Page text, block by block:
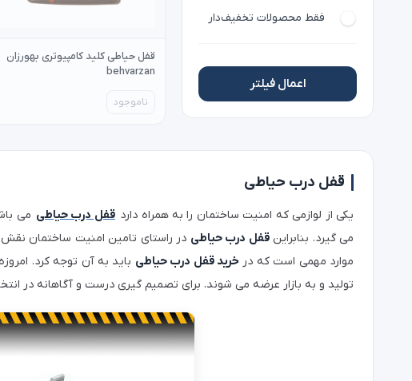
فقط محصولات تخفیف‌دار
اعمال فیلتر
قفل حیاطی کلید کامپیوتری بهورزان
behvarzan
ناموجود
قفل درب حیاطی
یکی از لوازمی که امنیت ساختمان را به همراه دارد قفل درب حیاطی می
می گیرد. بنابراینقفل درب حیاطی در راستای تامین امنیت ساختمان
موارد مهمی است که در خرید قفل درب حیاطی باید به آن توجه کرد.
تولید و به بازار عرضه می شوند. برای تصمیم گیری درست و آگاهانه در